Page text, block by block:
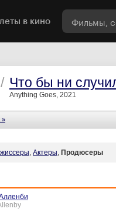
в кино
/ Что бы ни
Anything Goes, 2021
»
, Актеры, Продюсеры